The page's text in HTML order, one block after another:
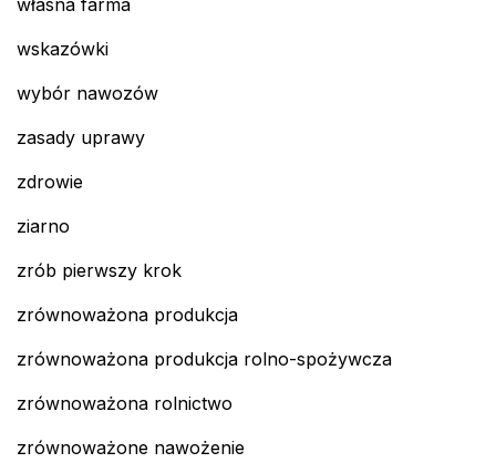
wskazówki
wybór nawozów
zasady uprawy
zdrowie
ziarno
zrób pierwszy krok
zrównoważona produkcja
zrównoważona produkcja rolno-spożywcza
zrównoważona rolnictwo
zrównoważone nawożenie